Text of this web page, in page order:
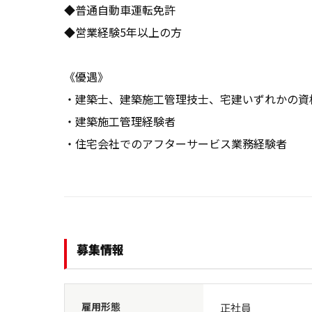
◆普通自動車運転免許
◆営業経験5年以上の方
《優遇》
・建築士、建築施工管理技士、宅建いずれかの
・建築施工管理経験者
・住宅会社でのアフターサービス業務経験者
募集情報
雇用形態 正社員